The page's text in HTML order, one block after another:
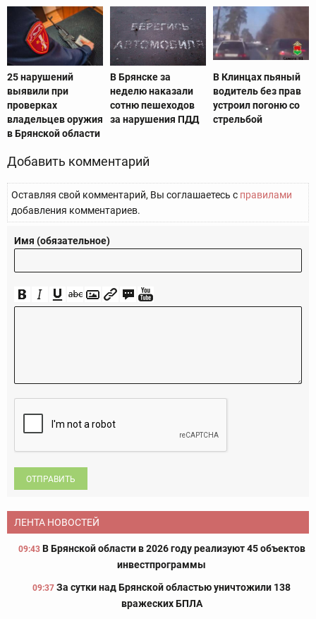
25 нарушений
выявили при
проверках
владельцев оружия
в Брянской области
В Брянске за
неделю наказали
сотню пешеходов
за нарушения ПДД
В Клинцах пьяный
водитель без прав
устроил погоню со
стрельбой
Добавить комментарий
Оставляя свой комментарий, Вы соглашаетесь с правилами
добавления комментариев.
Имя (обязательное)
ОТПРАВИТЬ
ЛЕНТА НОВОСТЕЙ
09:43 В Брянской области в 2026 году реализуют 45 объектов
инвестпрограммы
09:37 За сутки над Брянской областью уничтожили 138
вражеских БПЛА